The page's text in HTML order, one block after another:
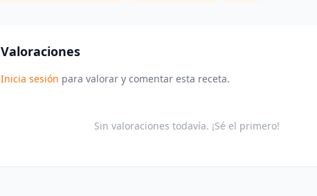
Valoraciones
Inicia sesión para valorar y comentar esta receta.
Sin valoraciones todavía. ¡Sé el primero!